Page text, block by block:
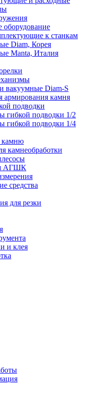
оборудование
к станкам
Diam, Корея
Manta, Италия
вакуумные Diam-S
армирования камня
подводки
гибкой подводки 1/2
гибкой подводки 1/4
камню
камнеобработки
АГШК
средства
для резки
и клея